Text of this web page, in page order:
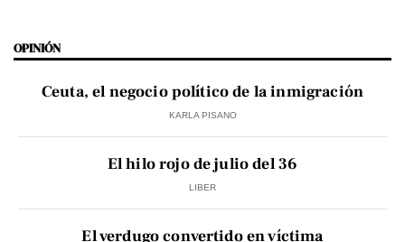
OPINIÓN
Ceuta, el negocio político de la inmigración
KARLA PISANO
El hilo rojo de julio del 36
LIBER
El verdugo convertido en víctima